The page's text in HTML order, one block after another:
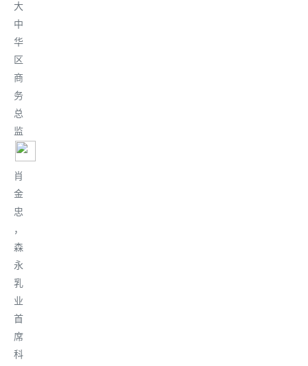
大
中
华
区
商
务
总
监
肖
金
忠
，
森
永
乳
业
首
席
科